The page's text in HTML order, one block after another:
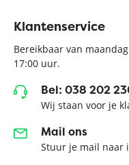
massa scelerisque
libero turpis facilisis
sem vitae cursus
sem eros
08-08-2026
Klantenservice
Bereikbaar van
17:00 uur.
Bel: 038 202
Wij staan voor je
Mail ons
Stuur je mail naar